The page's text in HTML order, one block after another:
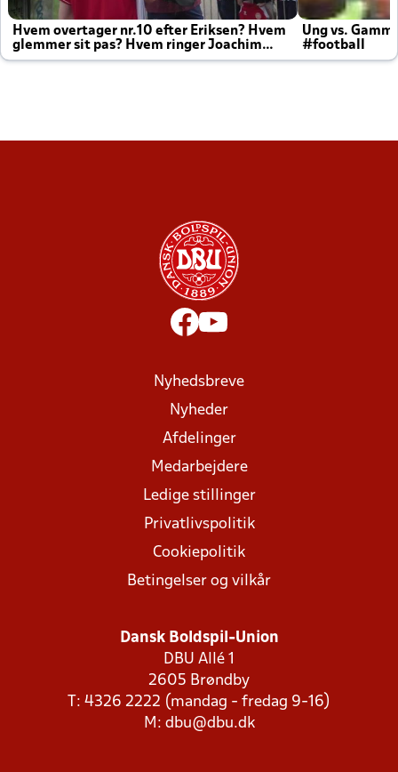
Hvem overtager nr.10 efter Eriksen? Hvem
glemmer sit pas? Hvem ringer Joachim
altid til efter kampe?
Ung vs.
#football
Nyhedsbreve
Nyheder
Afdelinger
Medarbejdere
Ledige stillinger
Privatlivspolitik
Cookiepolitik
Betingelser og vilkår
Dansk Boldspil-Union
DBU Allé 1
2605 Brøndby
T: 4326 2222 (mandag - fredag 9-16)
M: dbu@dbu.dk